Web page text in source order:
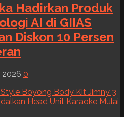
Hadirkan Produk
AI di GIIAS
Diskon 10 Persen
2026 0